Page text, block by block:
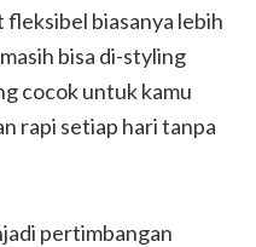
fleksibel biasanya lebih
bisa di-styling
cocok untuk kamu
rapi setiap hari tanpa
pertimbangan